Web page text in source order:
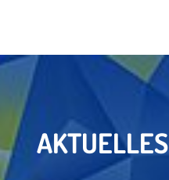
AKTUELLES